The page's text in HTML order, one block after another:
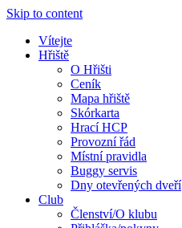
Skip to content
Vítejte
Hřiště
O Hřišti
Ceník
Mapa hřiště
Skórkarta
Hrací HCP
Provozní řád
Místní pravidla
Buggy servis
Dny otevřených dveří
Club
Členství/O klubu